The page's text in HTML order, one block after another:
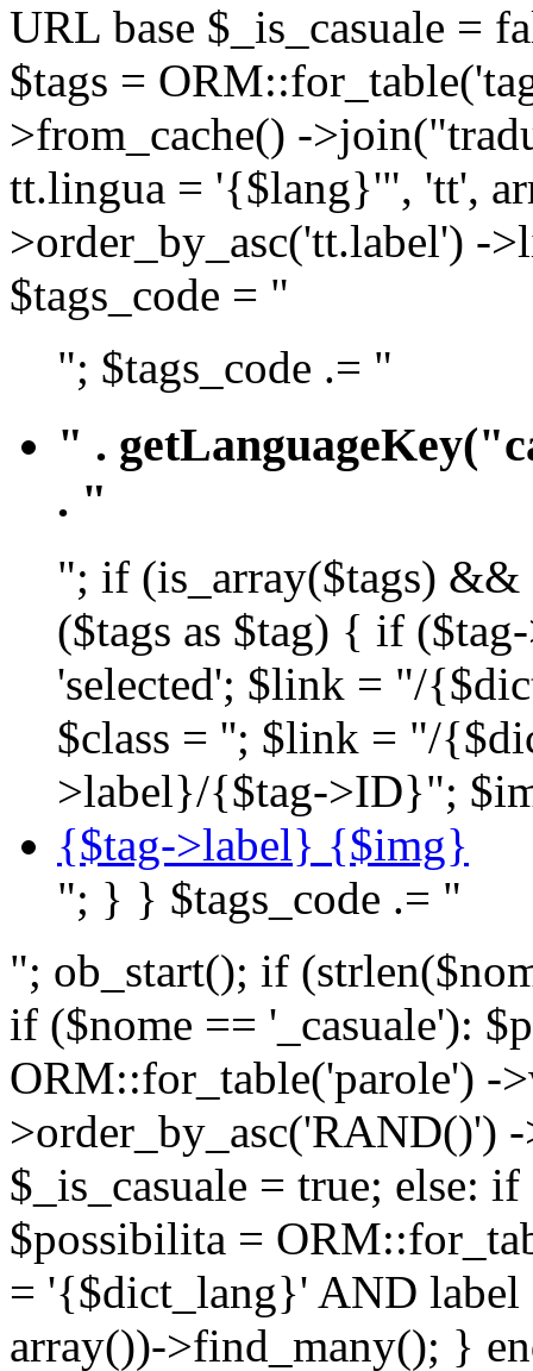
URL base $_is_casuale =
$tags =
>from_cache() -
tt.lingua = '{$lang}'", 'tt',
>order_by_asc('tt.label') -
$tags_code = "
"; $tags_code .= "
" .
. "
"; if (is_array($tags) &&
($tags as $tag) { if
'selected'; $link = "/
$class = ''; $link = "/
>label}/{$tag->ID}";
{$tag->label} {$img}
"; } } $tags_code .= "
"; ob_start(); if
if ($nome == '_casuale'):
ORM::for_table('parole') -
>order_by_asc('RAND()')
$_is_casuale = true; else:
$possibilita =
= '{$dict_lang}' AND
array())->find_many(); }